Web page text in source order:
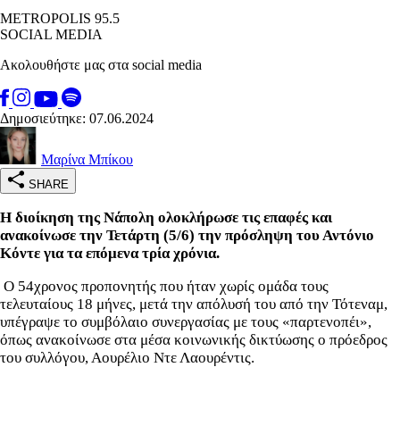
METROPOLIS 95.5
SOCIAL MEDIA
Ακολουθήστε μας στα social media
Δημοσιεύτηκε: 07.06.2024
Μαρίνα Μπίκου
SHARE
Η διοίκηση της Νάπολη ολοκλήρωσε τις επαφές και
ανακοίνωσε την Τετάρτη (5/6) την πρόσληψη του Αντόνιο
Κόντε για τα επόμενα τρία χρόνια.
Ο 54χρονος προπονητής που ήταν χωρίς ομάδα τους
τελευταίους 18 μήνες, μετά την απόλυσή του από την Τότεναμ,
υπέγραψε το συμβόλαιο συνεργασίας με τους «παρτενοπέι»,
όπως ανακοίνωσε στα μέσα κοινωνικής δικτύωσης ο πρόεδρος
του συλλόγου, Αουρέλιο Ντε Λαουρέντις.